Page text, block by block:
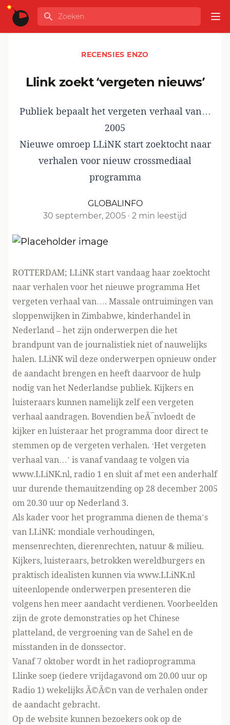
Ga naar de inhoud
GLOBALINFO
Zoeken
RECENSIES ENZO
Llink zoekt ‘vergeten nieuws’
Publiek bepaalt het vergeten verhaal van…
2005
Nieuwe omroep LLiNK start zoektocht naar
verhalen voor nieuw crossmediaal
programma
GLOBALINFO
30 september, 2005 · 2 min leestijd
ROTTERDAM; LLiNK start vandaag haar zoektocht
naar verhalen voor het nieuwe programma Het
vergeten verhaal van…. Massale ontruimingen van
sloppenwijken in Zimbabwe, kinderhandel in
Nederland – het zijn onderwerpen die het
brandpunt van de journalistiek niet of nauwelijks
halen. LLiNK wil deze onderwerpen opnieuw onder
de aandacht brengen en heeft daarvoor de hulp
nodig van het Nederlandse publiek. Kijkers en
luisteraars kunnen namelijk zelf een vergeten
verhaal aandragen. Bovendien beÃ¯nvloedt de
kijker en luisteraar het programma door direct te
stemmen op de vergeten verhalen. ‘Het vergeten
verhaal van…’ is vanaf vandaag te volgen via
www.LLiNK.nl, radio 1 en sluit af met een anderhalf
uur durende themauitzending op 28 december 2005
om 20.30 uur op Nederland 3.
Als kader voor het programma dienen de thema’s
van LLiNK: mondiale verhoudingen,
mensenrechten, dierenrechten, natuur & milieu.
Kijkers, luisteraars, betrokken wereldburgers en
praktisch idealisten kunnen via www.LLiNK.nl
uiteenlopende onderwerpen presenteren die
volgens hen meer aandacht verdienen. Voorbeelden
zijn de grote demonstraties op het Chinese
platteland, de vergroening van de Sahel en de
misstanden in de donssector.
Vanaf 7 oktober wordt in het radioprogramma
Llinke soep (iedere vrijdagavond om 20.00 uur op
Radio 1) wekelijks Ã©Ã©n van de verhalen onder
de aandacht gebracht.
Op de website kunnen bezoekers ook op de